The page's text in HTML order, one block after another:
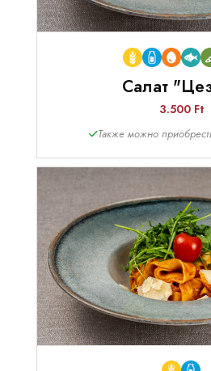
Салат
3.500 Ft
Также можно